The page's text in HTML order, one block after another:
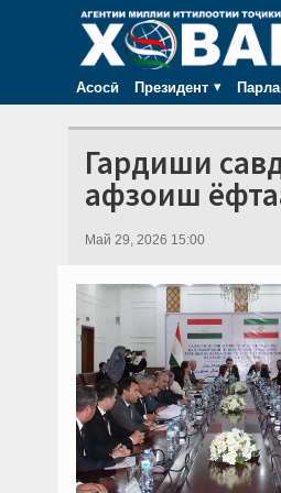
Асосӣ Президент
‎Гардиши
афзоиш
Май 29, 2026 15:00